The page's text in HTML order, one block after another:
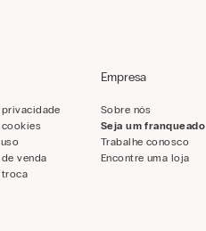
venda
Empresa
Sobre nós
Seja um franqueado
Trabalhe conosco
Encontre uma loja